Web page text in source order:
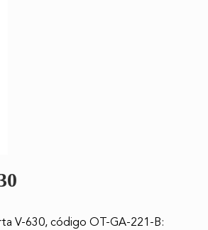
V-630, código OT-GA-221-B: